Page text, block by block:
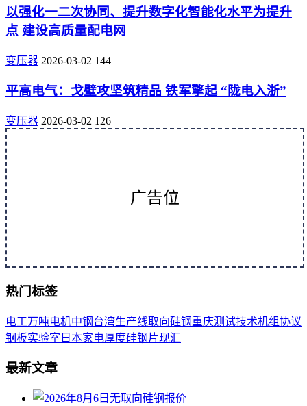
以强化一二次协同、提升数字化智能化水平为提升
点 建设高质量配电网
变压器 2026-03-02 144
平高电气：戈壁攻坚筑精品 铁军擎起 “陇电入浙”
变压器 2026-03-02 126
广告位
热门标签
电工万吨电机中钢台湾生产线取向硅钢重庆测试技术机组协议
钢板实验室 日本家电厚度硅钢片现汇
最新文章